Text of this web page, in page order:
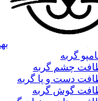
گربه
چشم گربه
دست و پا گربه
گوش گربه